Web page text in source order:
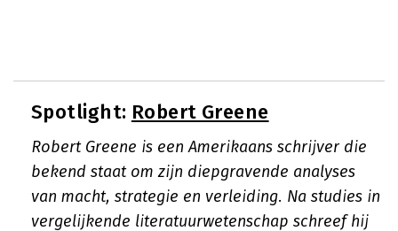
Spotlight: Robert Greene
Robert Greene is een Amerikaans schrijver die
bekend staat om zijn diepgravende analyses
van macht, strategie en verleiding. Na studies in
vergelijkende literatuurwetenschap schreef hij